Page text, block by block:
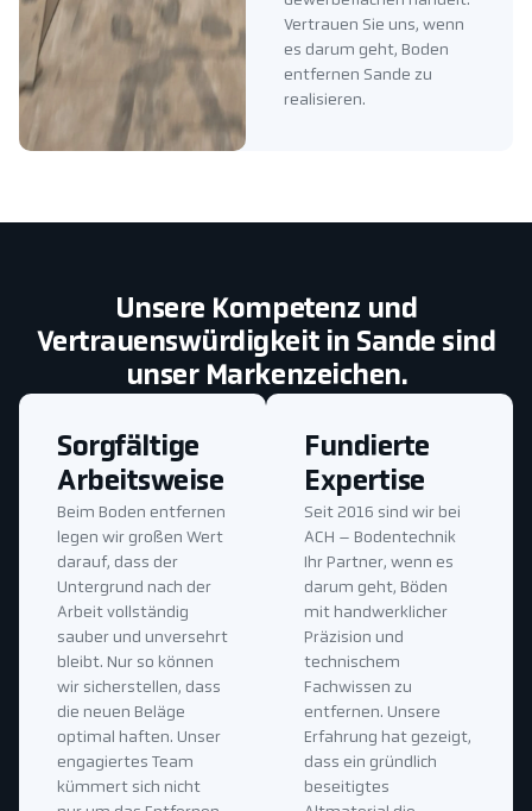
Vertrauen Sie uns, wenn
es darum geht, Boden
entfernen Sande zu
realisieren.
Unsere Kompetenz und
Vertrauenswürdigkeit in Sande sind
unser Markenzeichen.
Fundierte
Expertise
Seit 2016 sind wir bei
ACH – Bodentechnik
Ihr Partner, wenn es
darum geht, Böden
mit handwerklicher
Präzision und
technischem
Fachwissen zu
entfernen. Unsere
Erfahrung hat gezeigt,
dass ein gründlich
beseitigtes
Sorgfältige
Arbeitsweise
Beim Boden entfernen
legen wir großen Wert
darauf, dass der
Untergrund nach der
Arbeit vollständig
sauber und unversehrt
bleibt. Nur so können
wir sicherstellen, dass
die neuen Beläge
optimal haften. Unser
engagiertes Team
kümmert sich nicht